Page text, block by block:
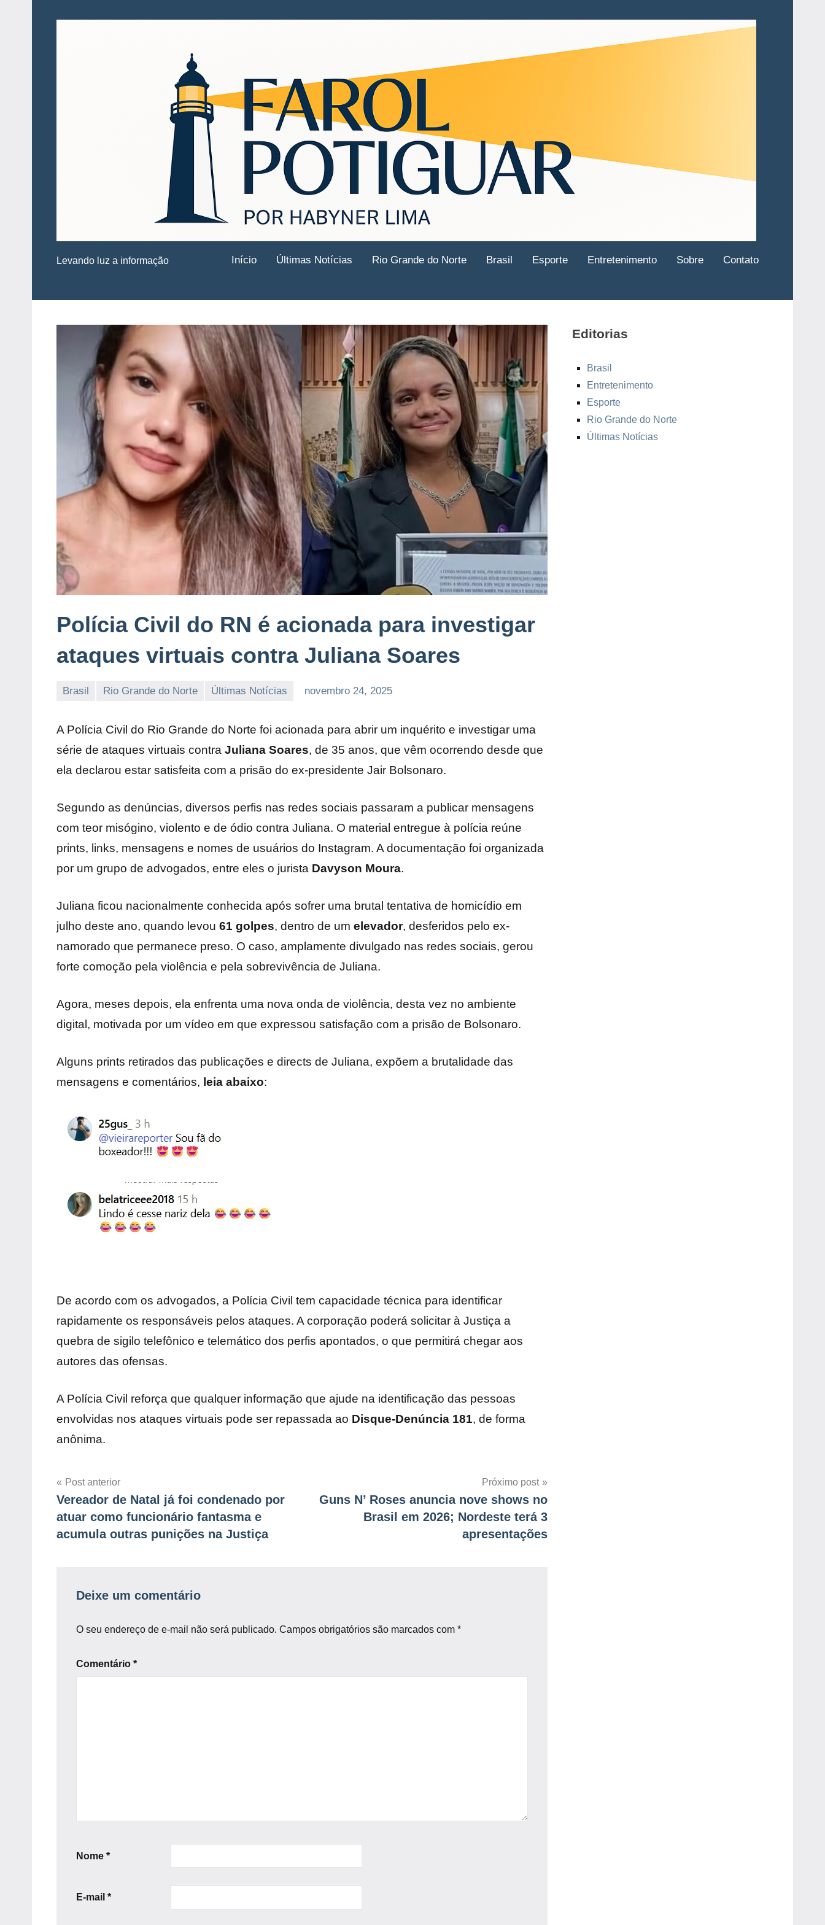
Potiguar
Levando luz a informação Início Últimas Notícias Rio Grande do Norte Brasil Esporte Entretenimento Sobre Contato
Polícia Civil do RN é acionada para investigar
ataques virtuais contra Juliana Soares
Brasil Rio Grande do Norte Últimas Notícias novembro 24, 2025
A Polícia Civil do Rio Grande do Norte foi acionada para abrir um inquérito e investigar uma
série de ataques virtuais contra Juliana Soares, de 35 anos, que vêm ocorrendo desde que
ela declarou estar satisfeita com a prisão do ex-presidente Jair Bolsonaro.
Segundo as denúncias, diversos perfis nas redes sociais passaram a publicar mensagens
com teor misógino, violento e de ódio contra Juliana. O material entregue à polícia reúne
prints, links, mensagens e nomes de usuários do Instagram. A documentação foi organizada
por um grupo de advogados, entre eles o jurista Davyson Moura.
Juliana ficou nacionalmente conhecida após sofrer uma brutal tentativa de homicídio em
julho deste ano, quando levou 61 golpes, dentro de um elevador, desferidos pelo ex-
namorado que permanece preso. O caso, amplamente divulgado nas redes sociais, gerou
forte comoção pela violência e pela sobrevivência de Juliana.
Agora, meses depois, ela enfrenta uma nova onda de violência, desta vez no ambiente
digital, motivada por um vídeo em que expressou satisfação com a prisão de Bolsonaro.
Alguns prints retirados das publicações e directs de Juliana, expõem a brutalidade das
mensagens e comentários, leia abaixo:
De acordo com os advogados, a Polícia Civil tem capacidade técnica para identificar
rapidamente os responsáveis pelos ataques. A corporação poderá solicitar à Justiça a
quebra de sigilo telefônico e telemático dos perfis apontados, o que permitirá chegar aos
autores das ofensas.
A Polícia Civil reforça que qualquer informação que ajude na identificação das pessoas
envolvidas nos ataques virtuais pode ser repassada ao Disque-Denúncia 181, de forma
anônima.
Navegação
de
Post
Post anterior
Vereador de Natal já foi condenado por
atuar como funcionário fantasma e
acumula outras punições na Justiça
Próximo post
Guns N’ Roses anuncia nove shows no
Brasil em 2026; Nordeste terá 3
apresentações
Deixe um comentário
O seu endereço de e-mail não será publicado. Campos obrigatórios são marcados com *
Comentário *
Nome *
E-mail *
Editorias
Brasil
Entretenimento
Esporte
Rio Grande do Norte
Últimas Notícias